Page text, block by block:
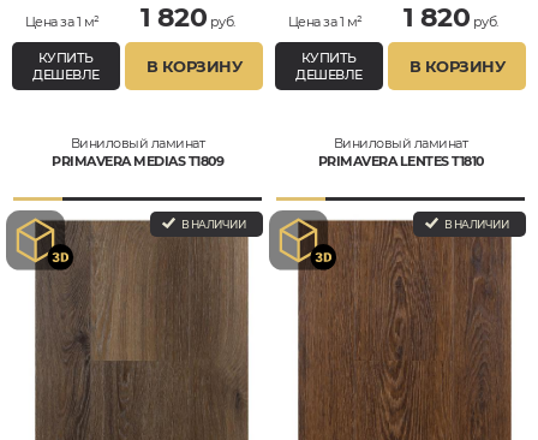
Цена за 1 м² 1 820 руб.
КУПИТЬ
ДЕШЕВЛЕ
В КОРЗИНУ
Цена за 1 м² 1 820 руб.
КУПИТЬ
ДЕШЕВЛЕ
В КОРЗИНУ
Виниловый ламинат
PRIMAVERA MEDIAS T1809
В НАЛИЧИИ
Виниловый ламинат
PRIMAVERA LENTES T1810
В НАЛИЧИИ